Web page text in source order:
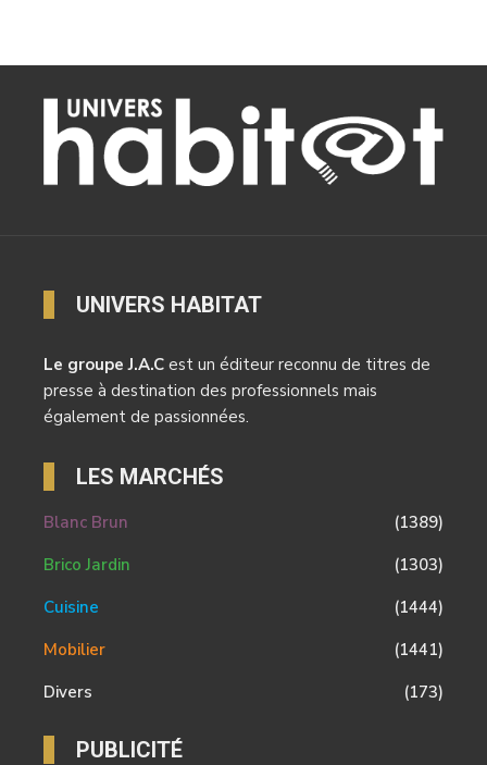
UNIVERS HABITAT
Le groupe J.A.C est un éditeur reconnu de titres de
presse à destination des professionnels mais
également de passionnées.
LES MARCHÉS
Blanc Brun
(1389)
Brico Jardin
(1303)
Cuisine
(1444)
Mobilier
(1441)
Divers
(173)
PUBLICITÉ